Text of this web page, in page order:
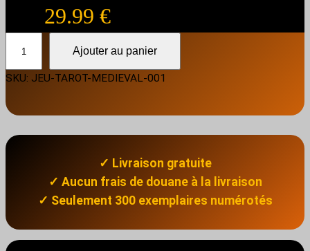
29.99 €
a
t
t
e
Ajouter au panier
SKU: JEU-TAROT-MEDIEVAL-001
✓ Livraison gratuite
✓ Aucun frais de douane à la livraison
✓ Seulement 300 exemplaires numérotés